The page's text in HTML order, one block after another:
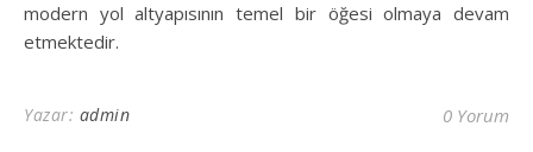
modern yol altyapısının temel bir öğesi olmaya devam
etmektedir.
Yazar: admin 0 Yorum